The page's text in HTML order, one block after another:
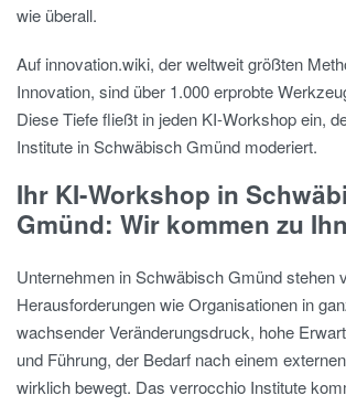
wie überall.
Auf innovation.wiki, der weltweit größten
Innovation, sind über 1.000 erprobte
Diese Tiefe fließt in jeden KI-Workshop ein,
Institute in Schwäbisch Gmünd moderiert.
Ihr KI-Workshop in
Gmünd: Wir kommen zu
Unternehmen in Schwäbisch Gmünd stehen
Herausforderungen wie Organisationen in
wachsender Veränderungsdruck, hohe
und Führung, der Bedarf nach einem
wirklich bewegt. Das verrocchio Institute